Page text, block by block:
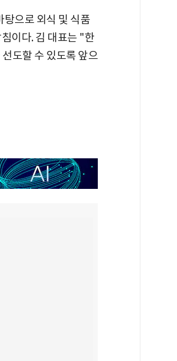
탕으로 외식 및 식품
이다. 김 대표는 "한
도할 수 있도록 앞으